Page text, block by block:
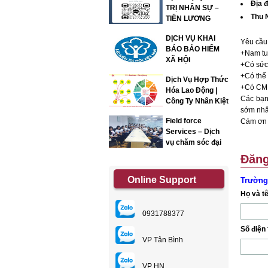
TRỊ NHÂN SỰ –
TIỀN LƯƠNG
DỊCH VỤ KHAI
BÁO BẢO HIỂM
XÃ HỘI
Dịch Vụ Hợp Thức
Hóa Lao Động |
Công Ty Nhân Kiệt
Field force
Services – Dịch
vụ chăm sóc đại
Online Support
0931788377
VP Tân Bình
VP HN
Địa
Thu
Yêu
+Nam
+Có
+Có
+Có
Các
sớm
Cám ơn
Họ và
Số điện